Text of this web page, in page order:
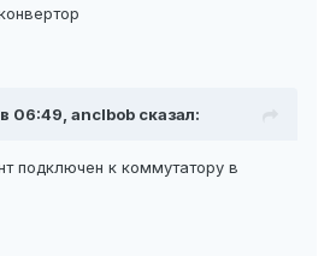
06:49, anclbob сказал:
подключен к коммутатору в